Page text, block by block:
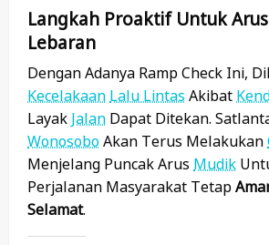
Langkah Proaktif Untuk
Lebaran
Dengan Adanya Ramp Check Ini,
Kecelakaan Lalu Lintas Akibat
Layak Jalan Dapat Ditekan.
WonosoboAkan Terus Melakukan
Menjelang Puncak Arus Mudik
Perjalanan Masyarakat Tetap
Selamat.